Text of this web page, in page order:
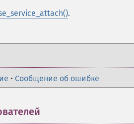
.
• Сообщение об ошибке